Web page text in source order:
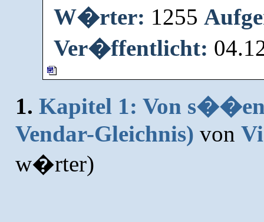
W�rter: 1255
Ver�ffentlicht:
1. Kapitel 1: Von
Vendar-Gleichnis) von
w�rter)